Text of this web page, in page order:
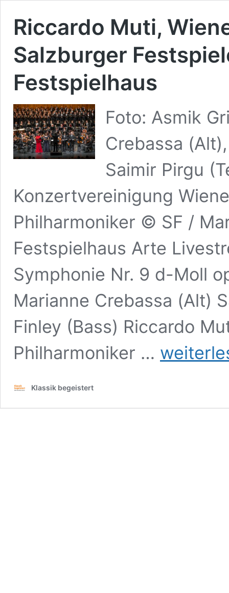
Riccardo Muti,
Salzburger
Festspielhaus
Foto: Asmik
Crebassa
Saimir Pirgu
Konzertvereinigung
Philharmoniker © SF /
Festspielhaus Arte
Symphonie Nr. 9 d-Moll
Marianne Crebassa (Alt)
Finley (Bass) Riccardo
Philharmoniker …
Riccardo
Muti,
2020,
Klassik begeistert